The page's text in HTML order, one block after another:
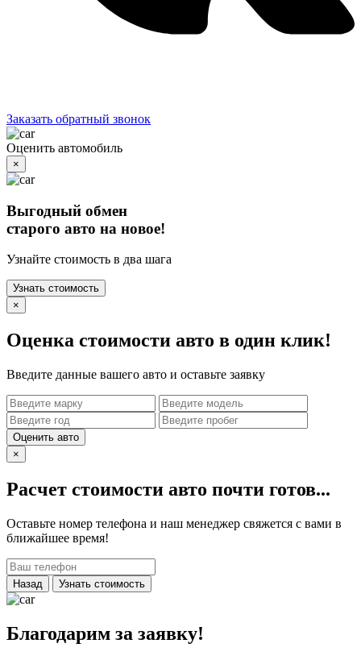
Заказать обратный звонок
Оценить автомобиль
×
Выгодный обмен
старого авто на новое!
Узнайте стоимость в два шага
Узнать стоимость
×
Оценка стоимости авто в один клик!
Введите данные вашего авто и оставьте заявку
Оценить авто
×
Расчет стоимости авто почти готов...
Оставьте номер телефона и наш менеджер свяжется с вами в
ближайшее время!
Назад Узнать стоимость
Благодарим за заявку!